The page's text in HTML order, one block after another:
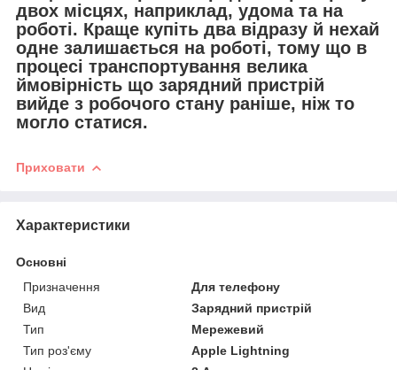
двох місцях, наприклад, удома та на
роботі. Краще купіть два відразу й нехай
одне залишається на роботі, тому що в
процесі транспортування велика
ймовірність що зарядний пристрій
вийде з робочого стану раніше, ніж то
могло статися.
Приховати
Характеристики
Основні
Призначення
Для телефону
Вид
Зарядний пристрій
Тип
Мережевий
Тип роз'єму
Apple Lightning